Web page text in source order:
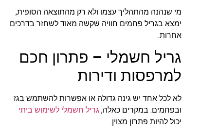
מי שנהנה מהתהליך עצמו ולא רק מהתוצאה הסופית,
ימצא בגריל פחמים חוויה שקשה מאוד לשחזר בדרכים
אחרות.
גריל חשמלי – פתרון חכם
למרפסות ודירות
לא לכל אחד יש גינה גדולה או אפשרות להשתמש בגז
ובפחמים. במקרים כאלה, גריל חשמלי לשימוש ביתי
יכול להיות פתרון מצוין.